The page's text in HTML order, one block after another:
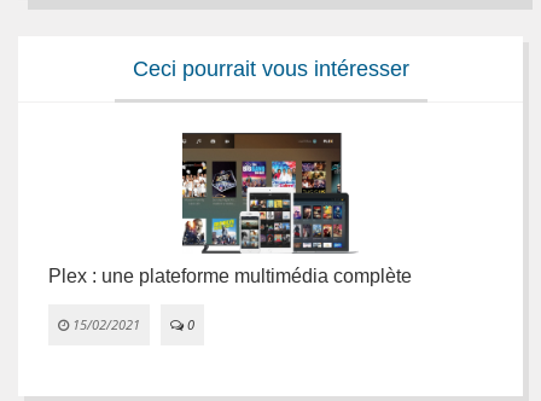
Ceci pourrait vous intéresser
Plex : une plateforme multimédia complète
15/02/2021 0